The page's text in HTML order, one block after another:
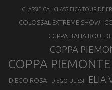
CLASSIFICA CLASSIFICA TOUR DE
COLOSSAL EXTREME SHOW
COPPA ITALIA
COPPA
COPPA
DIEGO ROSA DIEGO ULISSI ELIA